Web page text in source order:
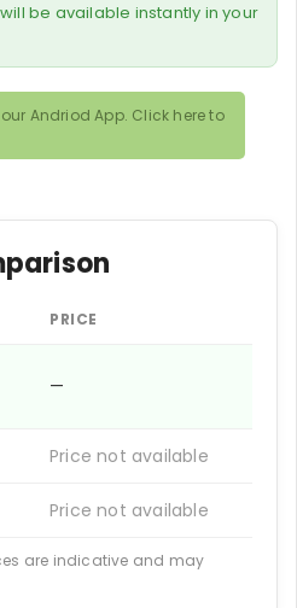
be available instantly in your
Andriod App. Click here to
PRICE
—
Price not available
Price not available
are indicative and may